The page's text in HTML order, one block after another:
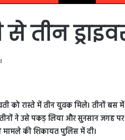
तीन
को रास्ते में तीन युवक मिले। तीनों बस
ने उसे पकड़ लिया और सुनसान जगह
मामले की शिकायत पुलिस में दी।